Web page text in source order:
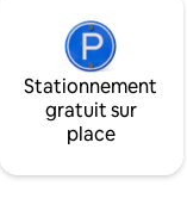
Stationnement
gratuit sur
place